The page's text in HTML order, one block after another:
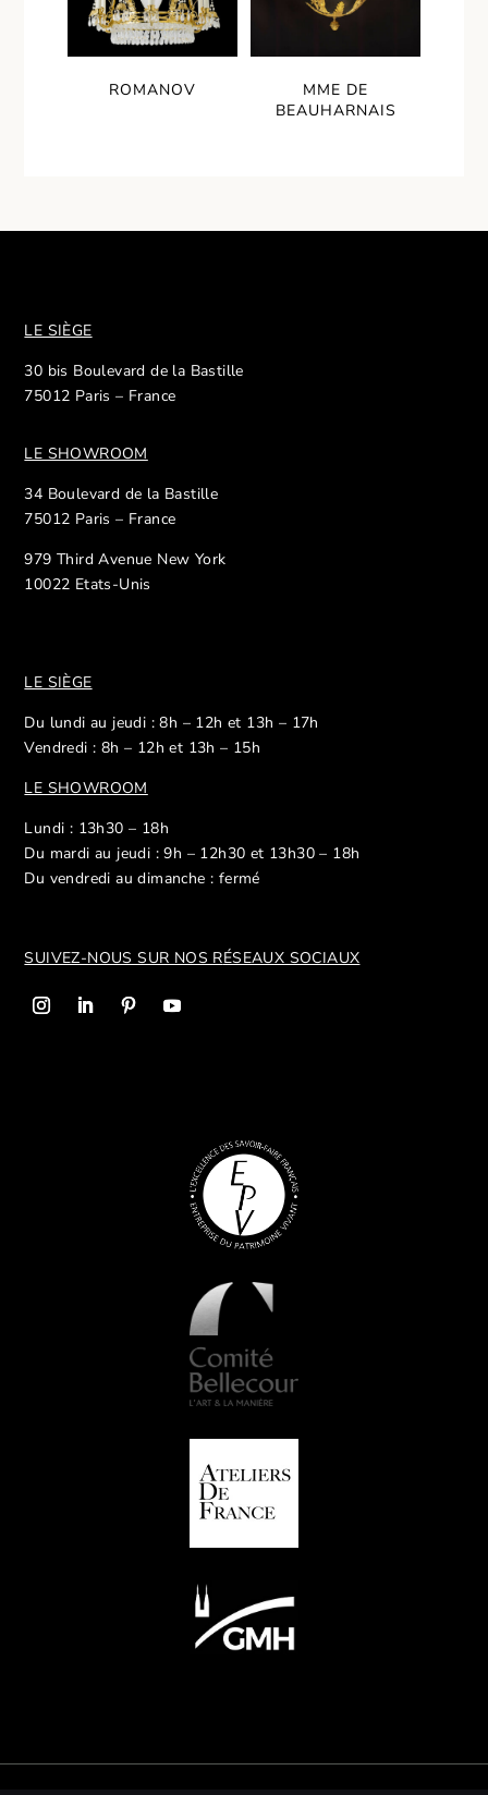
ROMANOV
MME DE
BEAUHARNAIS
LE SIÈGE
30 bis Boulevard de la Bastille
75012 Paris – France
LE SHOWROOM
34 Boulevard de la Bastille
75012 Paris – France
979 Third Avenue New York
10022 Etats-Unis
LE SIÈGE
Du lundi au jeudi : 8h – 12h et 13h – 17h
Vendredi : 8h – 12h et 13h – 15h
LE SHOWROOM
Lundi : 13h30 – 18h
Du mardi au jeudi : 9h – 12h30 et 13h30 – 18h
Du vendredi au dimanche : fermé
SUIVEZ-NOUS SUR NOS RÉSEAUX SOCIAUX